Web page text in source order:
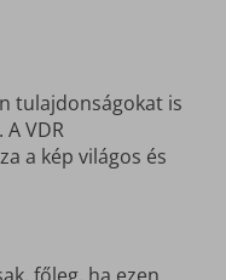
tulajdonságokat is
VDR
a kép világos és